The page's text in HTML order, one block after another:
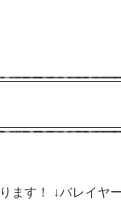
ます！ ↓バレイヤ